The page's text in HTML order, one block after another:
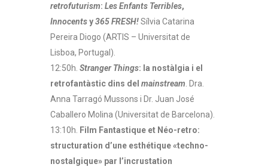
retrofuturism: Les Enfants Terribles,
Innocentsy365 FRESH!Sílvia Catarina
Pereira Diogo (ARTIS – Universitat de
Lisboa, Portugal).
12:50h. Stranger Things: la nostàlgia i el
retrofantàstic dins del mainstream . Dra.
Anna Tarragó Mussons i Dr. Juan José
Caballero Molina (Universitat de Barcelona).
13:10h. Film Fantastique et Néo-retro:
structuration d’une esthétique «techno-
nostalgique» par l’incrustation